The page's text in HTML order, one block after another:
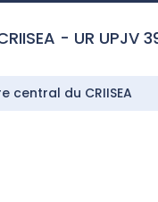
- UR UPJV
central du CRIISEA